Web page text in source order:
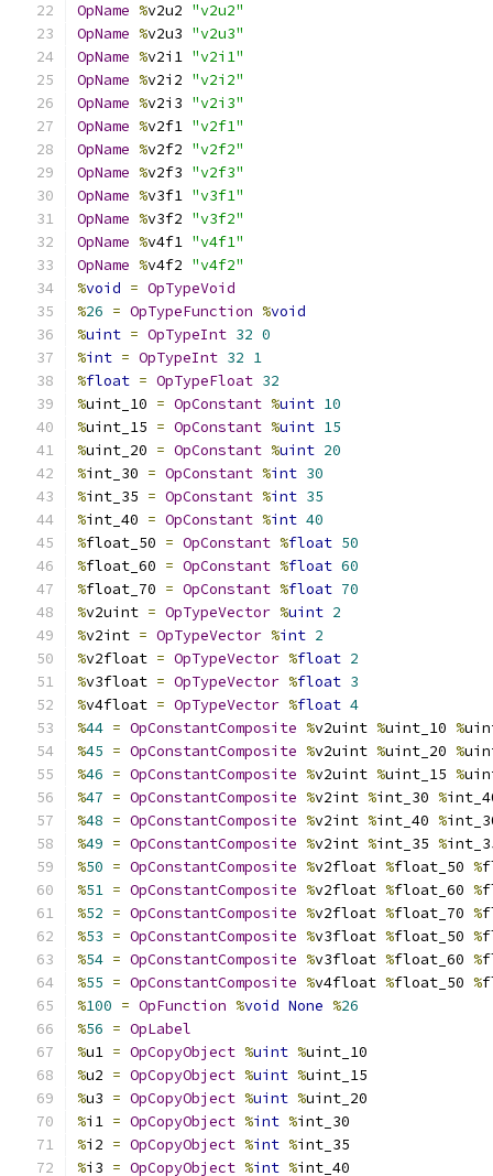
OpName %v2u2 "v2u2"
OpName %v2u3 "v2u3"
OpName %v2i1 "v2i1"
OpName %v2i2 "v2i2"
OpName %v2i3 "v2i3"
OpName %v2f1 "v2f1"
OpName %v2f2 "v2f2"
OpName %v2f3 "v2f3"
OpName %v3f1 "v3f1"
OpName %v3f2 "v3f2"
OpName %v4f1 "v4f1"
OpName %v4f2 "v4f2"
%void = OpTypeVoid
%26 = OpTypeFunction %void
%uint = OpTypeInt 32 0
%int = OpTypeInt 32 1
%float = OpTypeFloat 32
%uint_10 = OpConstant %uint 10
%uint_15 = OpConstant %uint 15
%uint_20 = OpConstant %uint 20
%int_30 = OpConstant %int 30
%int_35 = OpConstant %int 35
%int_40 = OpConstant %int 40
%float_50 = OpConstant %float 50
%float_60 = OpConstant %float 60
%float_70 = OpConstant %float 70
%v2uint = OpTypeVector %uint 2
%v2int = OpTypeVector %int 2
%v2float = OpTypeVector %float 2
%v3float = OpTypeVector %float 3
%v4float = OpTypeVector %float 4
%44 = OpConstantComposite %v2uint %uint_10 %
%45 = OpConstantComposite %v2uint %uint_20 %
%46 = OpConstantComposite %v2uint %uint_15 %
%47 = OpConstantComposite %v2int %int_30 %
%48 = OpConstantComposite %v2int %int_40 %
%49 = OpConstantComposite %v2int %int_35 %
%50 = OpConstantComposite %v2float %float_50 %
%51 = OpConstantComposite %v2float %float_60 %
%52 = OpConstantComposite %v2float %float_70 %
%53 = OpConstantComposite %v3float %float_50 %
%54 = OpConstantComposite %v3float %float_60 %
%55 = OpConstantComposite %v4float %float_50 %
%100 = OpFunction %void None %26
%56 = OpLabel
%u1 = OpCopyObject %uint %uint_10
%u2 = OpCopyObject %uint %uint_15
%u3 = OpCopyObject %uint %uint_20
%i1 = OpCopyObject %int %int_30
%i2 = OpCopyObject %int %int_35
%i3 = OpCopyObject %int %int_40